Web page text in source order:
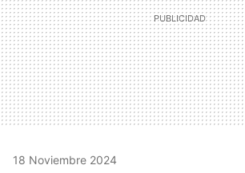
18 Noviembre 2024